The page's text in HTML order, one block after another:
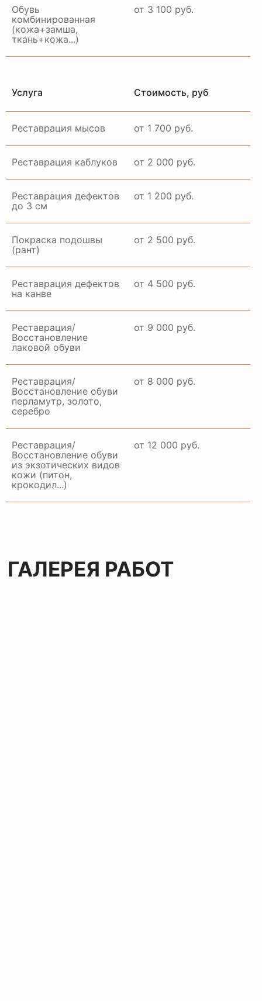
Обувь
комбинированная
(кожа+замша,
ткань+кожа...)
от 3 100 руб.
Услуга Стоимость, руб
Реставрация мысов от 1 700 руб.
Реставрация каблуков от 2 000 руб.
Реставрация дефектов
до 3 см
от 1 200 руб.
Покраска подошвы
(рант)
от 2 500 руб.
Реставрация дефектов
на канве
от 4 500 руб.
Реставрация/
Восстановление
лаковой обуви
от 9 000 руб.
Реставрация/
Восстановление обуви
перламутр, золото,
серебро
от 8 000 руб.
Реставрация/
Восстановление обуви
из экзотических видов
кожи (питон,
крокодил...)
от 12 000 руб.